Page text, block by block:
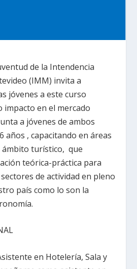
de la Intendencia
(IMM) invita a
jóvenes a este curso
impacto en el mercado
a jóvenes de ambos
años , capacitando en áreas
ámbito turístico, que
teórica-práctica para
de actividad en pleno
país como lo son la
en Hotelería, Sala y